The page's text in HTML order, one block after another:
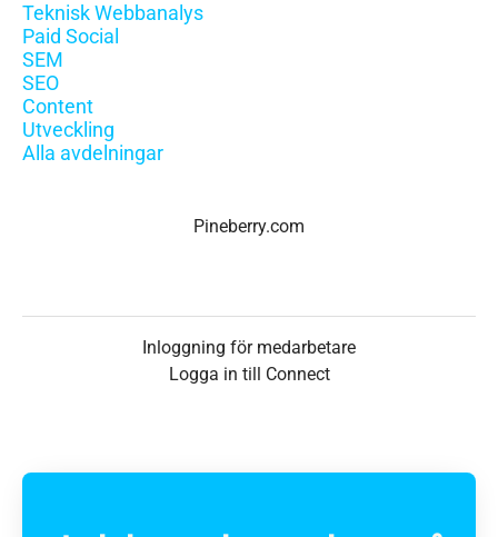
Teknisk Webbanalys
Paid Social
SEM
SEO
Content
Utveckling
Alla avdelningar
Pineberry.com
Inloggning för medarbetare
Logga in till Connect